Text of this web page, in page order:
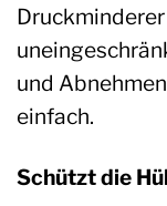
und
einfach.
Schützt die